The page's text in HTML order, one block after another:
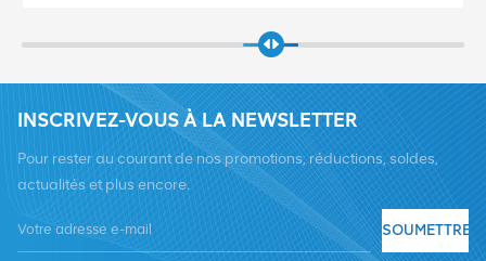
INSCRIVEZ-VOUS À LA NEWSLETTER
Pour rester au courant de nos promotions, réductions, soldes,
actualités et plus encore.
SOUMETTRE
Tél :+8619376997331